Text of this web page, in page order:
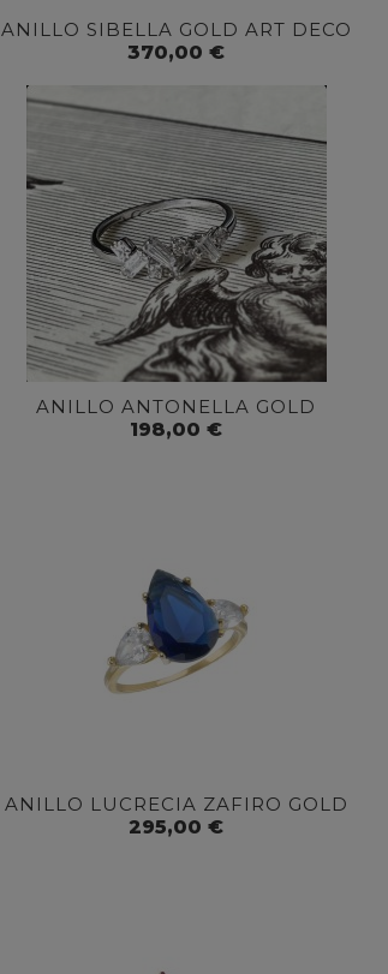
ANILLO SIBELLA GOLD ART DECO
370,00 €
ANILLO ANTONELLA GOLD
198,00 €
ANILLO LUCRECIA ZAFIRO GOLD
295,00 €